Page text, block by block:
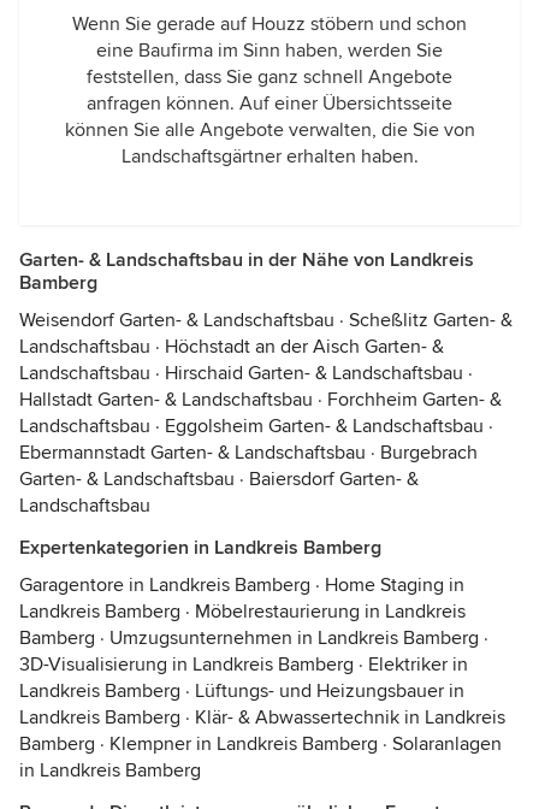
Wenn Sie gerade auf Houzz stöbern und schon
eine Baufirma im Sinn haben, werden Sie
feststellen, dass Sie ganz schnell Angebote
anfragen können. Auf einer Übersichtsseite
können Sie alle Angebote verwalten, die Sie von
Landschaftsgärtner erhalten haben.
Garten- & Landschaftsbau in der Nähe von Landkreis
Bamberg
Weisendorf Garten- & Landschaftsbau · Scheßlitz Garten- &
Landschaftsbau · Höchstadt an der Aisch Garten- &
Landschaftsbau · Hirschaid Garten- & Landschaftsbau ·
Hallstadt Garten- & Landschaftsbau · Forchheim Garten- &
Landschaftsbau · Eggolsheim Garten- & Landschaftsbau ·
Ebermannstadt Garten- & Landschaftsbau · Burgebrach
Garten- & Landschaftsbau · Baiersdorf Garten- &
Landschaftsbau
Expertenkategorien in Landkreis Bamberg
Garagentore in Landkreis Bamberg · Home Staging in
Landkreis Bamberg · Möbelrestaurierung in Landkreis
Bamberg · Umzugsunternehmen in Landkreis Bamberg ·
3D-Visualisierung in Landkreis Bamberg · Elektriker in
Landkreis Bamberg · Lüftungs- und Heizungsbauer in
Landkreis Bamberg · Klär- & Abwassertechnik in Landkreis
Bamberg · Klempner in Landkreis Bamberg · Solaranlagen
in Landkreis Bamberg